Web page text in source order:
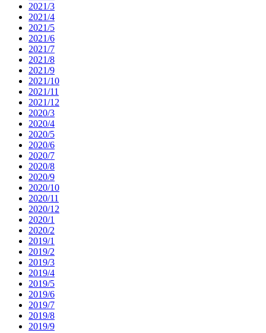
2021/3
2021/4
2021/5
2021/6
2021/7
2021/8
2021/9
2021/10
2021/11
2021/12
2020/3
2020/4
2020/5
2020/6
2020/7
2020/8
2020/9
2020/10
2020/11
2020/12
2020/1
2020/2
2019/1
2019/2
2019/3
2019/4
2019/5
2019/6
2019/7
2019/8
2019/9